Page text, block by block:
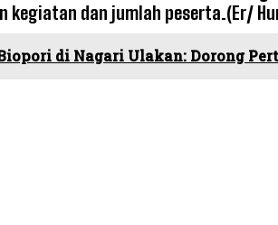
kegiatan dan jumlah peserta.(Er/
di Nagari Ulakan: Dorong